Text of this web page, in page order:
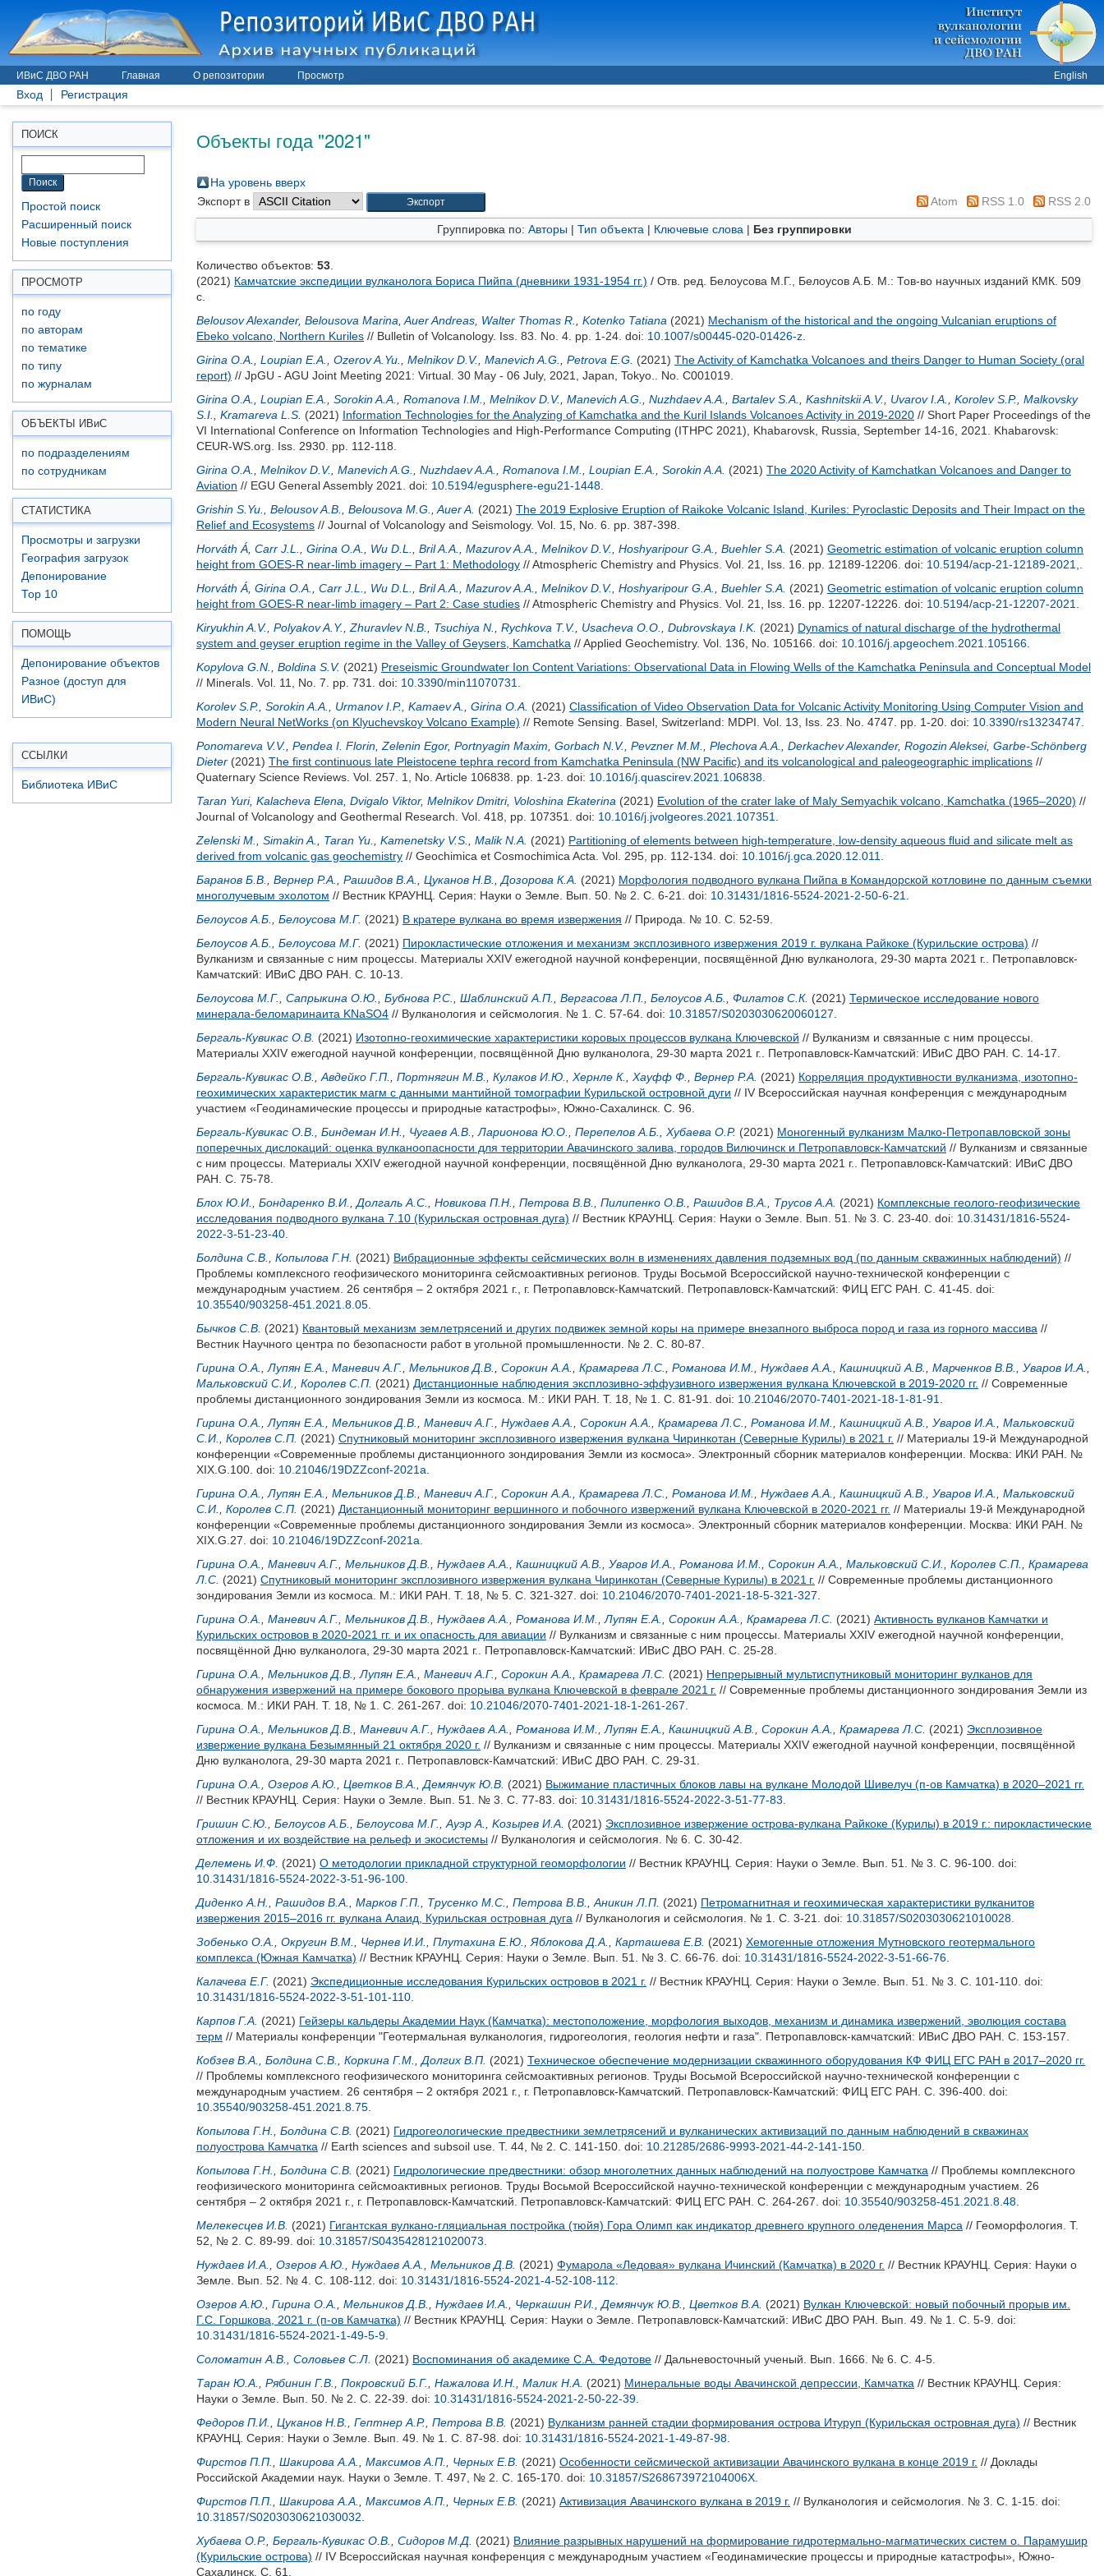
ИВиС ДВО РАН Главная О репозитории Просмотр English
Вход Регистрация
ПОИСК
Простой поиск
Расширенный поиск
Новые поступления
ПРОСМОТР
по году
по авторам
по тематике
по типу
по журналам
ОБЪЕКТЫ ИВиС
по подразделениям
по сотрудникам
СТАТИСТИКА
Просмотры и загрузки
География загрузок
Депонирование
Top 10
ПОМОЩЬ
Депонирование объектов
Разное (доступ для
ИВиС)
ССЫЛКИ
Библиотека ИВиС
Объекты года "2021"
На уровень вверх
Экспорт в
Atom RSS 1.0 RSS 2.0
Группировка по: Авторы| Тип объекта | Ключевые слова | Без группировки
Количество объектов: 53
(2021) Камчатские экспедиции вулканолога Бориса Пийпа (дневники 1931-1954 гг.) / Отв. ред. Белоусова М.Г. Белоусов А.Б. М.: Тов-во научных изданий КМК. 509
с.
Belousov Alexander, Belousova Marina Auer Andreas Walter Thomas R. Kotenko Tatiana (2021) Mechanism of the historical and the ongoing Vulcanian eruptions of
Ebeko volcano, Northern Kuriles // Bulletin of Volcanology. Iss. 83. No. 4. pp. 1-24. doi: 10.1007/s00445-020-01426-z
Girina O.A.
Loupian E.A. Ozerov A.Yu. Melnikov D.V. Manevich A.G. Petrova E.G. (2021) The Activity of Kamchatka Volcanoes and theirs Danger to Human Society (oral
report) // JpGU - AGU Joint Meeting 2021: Virtual. 30 May - 06 July, 2021, Japan, Tokyo.. No. C001019.
Girina O.A.
Loupian E.A. Sorokin A.A. Romanova I.M. Melnikov D.V. Manevich A.G. Nuzhdaev A.A. Bartalev S.A. Kashnitskii A.V. Uvarov I.A. Korolev S.P. Malkovsky
S.I.
Kramareva L.S. (2021) Information Technologies for the Analyzing of Kamchatka and the Kuril Islands Volcanoes Activity in 2019-2020 // Short Paper Proceedings of the
VI International Conference on Information Technologies and High-Performance Computing (ITHPC 2021), Khabarovsk, Russia, September 14-16, 2021. Khabarovsk:
CEUR-WS.org. Iss. 2930. pp. 112-118.
Girina O.A.
Melnikov D.V. Manevich A.G. Nuzhdaev A.A. Romanova I.M. Loupian E.A. Sorokin A.A. (2021) The 2020 Activity of Kamchatkan Volcanoes and Danger to
Aviation // EGU General Assembly 2021. doi: 10.5194/egusphere-egu21-1448
Grishin S.Yu.
Belousov A.B. Belousova M.G. Auer A. (2021) The 2019 Explosive Eruption of Raikoke Volcanic Island, Kuriles: Pyroclastic Deposits and Their Impact on the
Relief and Ecosystems // Journal of Volcanology and Seismology. Vol. 15, No. 6. pp. 387-398.
Horváth Á Carr J.L. Girina O.A. Wu D.L. Bril A.A. Mazurov A.A. Melnikov D.V. Hoshyaripour G.A. Buehler S.A. (2021) Geometric estimation of volcanic eruption column
height from GOES-R near-limb imagery – Part 1: Methodology // Atmospheric Chemistry and Physics. Vol. 21, Iss. 16. pp. 12189-12206. doi: 10.5194/acp-21-12189-2021,
Horváth Á Girina O.A. Carr J.L. Wu D.L. Bril A.A. Mazurov A.A. Melnikov D.V. Hoshyaripour G.A. Buehler S.A. (2021) Geometric estimation of volcanic eruption column
height from GOES-R near-limb imagery – Part 2: Case studies // Atmospheric Chemistry and Physics. Vol. 21, Iss. 16. pp. 12207-12226. doi: 10.5194/acp-21-12207-2021
Kiryukhin A.V. Polyakov A.Y. Zhuravlev N.B. Tsuchiya N. Rychkova T.V. Usacheva O.O. Dubrovskaya I.K. (2021) Dynamics of natural discharge of the hydrothermal
system and geyser eruption regime in the Valley of Geysers, Kamchatka // Applied Geochemistry. Vol. 136, No. 105166. doi: 10.1016/j.apgeochem.2021.105166
Kopylova G.N.
Boldina S.V. (2021) Preseismic Groundwater Ion Content Variations: Observational Data in Flowing Wells of the Kamchatka Peninsula and Conceptual Model
// Minerals. Vol. 11, No. 7. pp. 731. doi: 10.3390/min11070731
Korolev S.P. Sorokin A.A. Urmanov I.P. Kamaev A. Girina O.A. (2021) Classification of Video Observation Data for Volcanic Activity Monitoring Using Computer Vision and
Modern Neural NetWorks (on Klyuchevskoy Volcano Example) // Remote Sensing. Basel, Switzerland: MDPI. Vol. 13, Iss. 23. No. 4747. pp. 1-20. doi: 10.3390/rs13234747
Ponomareva V.V. Pendea I. Florin Zelenin Egor, Portnyagin Maxim Gorbach N.V. Pevzner M.M. Plechova A.A. Derkachev Alexander, Rogozin Aleksei, Garbe-Schönberg
Dieter (2021) The first continuous late Pleistocene tephra record from Kamchatka Peninsula (NW Pacific) and its volcanological and paleogeographic implications //
Quaternary Science Reviews. Vol. 257. 1, No. Article 106838. pp. 1-23. doi: 10.1016/j.quascirev.2021.106838
Taran Yuri, Kalacheva Elena Dvigalo Viktor, Melnikov Dmitri, Voloshina Ekaterina (2021) Evolution of the crater lake of Maly Semyachik volcano, Kamchatka (1965–2020) //
Journal of Volcanology and Geothermal Research. Vol. 418, pp. 107351. doi: 10.1016/j.jvolgeores.2021.107351
Zelenski M.
Simakin A. Taran Yu. Kamenetsky V.S. Malik N.A. (2021) Partitioning of elements between high-temperature, low-density aqueous ﬂuid and silicate melt as
derived from volcanic gas geochemistry // Geochimica et Cosmochimica Acta. Vol. 295, pp. 112-134. doi: 10.1016/j.gca.2020.12.011
Баранов Б.В.
Вернер Р.А. Рашидов В.А. Цуканов Н.В. Дозорова К.А. (2021) Морфология подводного вулкана Пийпа в Командорской котловине по данным съемки
многолучевым эхолотом // Вестник КРАУНЦ. Серия: Науки о Земле. Вып. 50. № 2. С. 6-21. doi: 10.31431/1816-5524-2021-2-50-6-21
Белоусов А.Б.
Белоусова М.Г. (2021) В кратере вулкана во время извержения // Природа. № 10. С. 52-59.
Белоусов А.Б.
Белоусова М.Г. (2021) Пирокластические отложения и механизм эксплозивного извержения 2019 г. вулкана Райкоке (Курильские острова) //
Вулканизм и связанные с ним процессы. Материалы XXIV ежегодной научной конференции, посвящённой Дню вулканолога, 29-30 марта 2021 г.. Петропавловск-
Камчатский: ИВиС ДВО РАН. С. 10-13.
Белоусова М.Г.
Сапрыкина О.Ю. Бубнова Р.С. Шаблинский А.П. Вергасова Л.П. Белоусов А.Б. Филатов С.К. (2021) Термическое исследование нового
минерала-беломаринаита KNаSO4 // Вулканология и сейсмология. № 1. С. 57-64. doi: 10.31857/S0203030620060127
Бергаль-Кувикас О.В. (2021) Изотопно-геохимические характеристики коровых процессов вулкана Ключевской // Вулканизм и связанные с ним процессы.
Материалы XXIV ежегодной научной конференции, посвящённой Дню вулканолога, 29-30 марта 2021 г.. Петропавловск-Камчатский: ИВиС ДВО РАН. С. 14-17.
Бергаль-Кувикас О.В.
Авдейко Г.П. Портнягин М.В. Кулаков И.Ю. Хернле К. Хауфф Ф. Вернер Р.А. (2021) Корреляция продуктивности вулканизма, изотопно-
геохимических характеристик магм с данными мантийной томографии Курильской островной дуги // IV Всероссийская научная конференция с международным
участием «Геодинамические процессы и природные катастрофы», Южно-Сахалинск. С. 96.
Бергаль-Кувикас О.В.
Биндеман И.Н. Чугаев А.В. Ларионова Ю.О. Перепелов А.Б. Хубаева О.Р. (2021) Моногенный вулканизм Малко-Петропавловской зоны
поперечных дислокаций: оценка вулканоопасности для территории Авачинского залива, городов Вилючинск и Петропавловск-Камчатский // Вулканизм и связанные
с ним процессы. Материалы XXIV ежегодной научной конференции, посвящённой Дню вулканолога, 29-30 марта 2021 г.. Петропавловск-Камчатский: ИВиС ДВО
РАН. С. 75-78.
Блох Ю.И.
Бондаренко В.И. Долгаль А.С. Новикова П.Н. Петрова В.В. Пилипенко О.В. Рашидов В.А. Трусов А.А. (2021) Комплексные геолого-геофизические
исследования подводного вулкана 7.10 (Курильская островная дуга) // Вестник КРАУНЦ. Серия: Науки о Земле. Вып. 51. № 3. С. 23-40. doi: 10.31431/1816-5524-
2022-3-51-23-40
Болдина С.В.
Копылова Г.Н. (2021) Вибрационные эффекты сейсмических волн в изменениях давления подземных вод (по данным скважинных наблюдений) //
Проблемы комплексного геофизического мониторинга сейсмоактивных регионов. Труды Восьмой Всероссийской научно-технической конференции с
международным участием. 26 сентября – 2 октября 2021 г., г. Петропавловск-Камчатский. Петропавловск-Камчатский: ФИЦ ЕГС РАН. С. 41-45. doi:
10.35540/903258-451.2021.8.05
Бычков С.В. (2021) Квантовый механизм землетрясений и других подвижек земной коры на примере внезапного выброса пород и газа из горного массива //
Вестник Научного центра по безопасности работ в угольной промышленности. № 2. С. 80-87.
Гирина О.А.
Лупян Е.А. Маневич А.Г. Мельников Д.В. Сорокин А.А. Крамарева Л.С. Романова И.М. Нуждаев А.А. Кашницкий А.В. Марченков В.В. Уваров И.А.
Мальковский С.И.
Королев С.П. (2021) Дистанционные наблюдения эксплозивно-эффузивного извержения вулкана Ключевской в 2019-2020 гг. // Современные
проблемы дистанционного зондирования Земли из космоса. М.: ИКИ РАН. Т. 18, № 1. С. 81-91. doi: 10.21046/2070-7401-2021-18-1-81-91
Гирина О.А.
Лупян Е.А. Мельников Д.В. Маневич А.Г. Нуждаев А.А. Сорокин А.А. Крамарева Л.С. Романова И.М. Кашницкий А.В. Уваров И.А.
Мальковский
С.И.
Королев С.П. (2021) Спутниковый мониторинг эксплозивного извержения вулкана Чиринкотан (Северные Курилы) в 2021 г. // Материалы 19-й Международной
конференции «Современные проблемы дистанционного зондирования Земли из космоса». Электронный сборник материалов конференции. Москва: ИКИ РАН. №
XIX.G.100. doi: 10.21046/19DZZconf-2021a
Гирина О.А.
Лупян Е.А. Мельников Д.В. Маневич А.Г. Сорокин А.А. Крамарева Л.С. Романова И.М. Нуждаев А.А. Кашницкий А.В. Уваров И.А.
Мальковский
С.И.
Королев С.П. (2021) Дистанционный мониторинг вершинного и побочного извержений вулкана Ключевской в 2020-2021 гг. // Материалы 19-й Международной
конференции «Современные проблемы дистанционного зондирования Земли из космоса». Электронный сборник материалов конференции. Москва: ИКИ РАН. №
XIX.G.27. doi: 10.21046/19DZZconf-2021a
Гирина О.А.
Маневич А.Г. Мельников Д.В. Нуждаев А.А. Кашницкий А.В. Уваров И.А. Романова И.М. Сорокин А.А. Мальковский С.И. Королев С.П.
Крамарева
Л.С. (2021) Спутниковый мониторинг эксплозивного извержения вулкана Чиринкотан (Северные Курилы) в 2021 г. // Современные проблемы дистанционного
зондирования Земли из космоса. М.: ИКИ РАН. Т. 18, № 5. С. 321-327. doi: 10.21046/2070-7401-2021-18-5-321-327
Гирина О.А.
Маневич А.Г. Мельников Д.В. Нуждаев А.А. Романова И.М. Лупян Е.А. Сорокин А.А. Крамарева Л.С. (2021) Активность вулканов Камчатки и
Курильских островов в 2020-2021 гг. и их опасность для авиации // Вулканизм и связанные с ним процессы. Материалы XXIV ежегодной научной конференции,
посвящённой Дню вулканолога, 29-30 марта 2021 г.. Петропавловск-Камчатский: ИВиС ДВО РАН. С. 25-28.
Гирина О.А.
Мельников Д.В. Лупян Е.А. Маневич А.Г. Сорокин А.А. Крамарева Л.С. (2021) Непрерывный мультиспутниковый мониторинг вулканов для
обнаружения извержений на примере бокового прорыва вулкана Ключевской в феврале 2021 г. // Современные проблемы дистанционного зондирования Земли из
космоса. М.: ИКИ РАН. Т. 18, № 1. С. 261-267. doi: 10.21046/2070-7401-2021-18-1-261-267
Гирина О.А.
Мельников Д.В. Маневич А.Г. Нуждаев А.А. Романова И.М. Лупян Е.А. Кашницкий А.В. Сорокин А.А. Крамарева Л.С. (2021) Эксплозивное
извержение вулкана Безымянный 21 октября 2020 г. // Вулканизм и связанные с ним процессы. Материалы XXIV ежегодной научной конференции, посвящённой
Дню вулканолога, 29-30 марта 2021 г.. Петропавловск-Камчатский: ИВиС ДВО РАН. С. 29-31.
Гирина О.А.
Озеров А.Ю. Цветков В.А. Демянчук Ю.В. (2021) Выжимание пластичных блоков лавы на вулкане Молодой Шивелуч (п-ов Камчатка) в 2020–2021 гг.
// Вестник КРАУНЦ. Серия: Науки о Земле. Вып. 51. № 3. С. 77-83. doi: 10.31431/1816-5524-2022-3-51-77-83
Гришин С.Ю.
Белоусов А.Б. Белоусова М.Г. Ауэр A. Koзырев И.А. (2021) Эксплозивное извержение острова-вулкана Райкоке (Курилы) в 2019 г.: пирокластические
отложения и их воздействие на рельеф и экосистемы // Вулканология и сейсмология. № 6. С. 30-42.
Делемень И.Ф. (2021) О методологии прикладной структурной геоморфологии // Вестник КРАУНЦ. Серия: Науки о Земле. Вып. 51. № 3. С. 96-100. doi:
10.31431/1816-5524-2022-3-51-96-100
Диденко А.Н.
Рашидов В.А. Марков Г.П. Трусенко М.С. Петрова В.В. Аникин Л.П. (2021) Петромагнитная и геохимическая характеристики вулканитов
извержения 2015–2016 гг. вулкана Алаид, Курильская островная дуга // Вулканология и сейсмология. № 1. С. 3-21. doi: 10.31857/S0203030621010028
Зобенько О.А.
Округин В.М. Чернев И.И. Плутахина Е.Ю. Яблокова Д.А. Карташева Е.В. (2021) Хемогенные отложения Мутновского геотермального
комплекса (Южная Камчатка) // Вестник КРАУНЦ. Серия: Науки о Земле. Вып. 51. № 3. С. 66-76. doi: 10.31431/1816-5524-2022-3-51-66-76
Калачева Е.Г. (2021) Экспедиционные исследования Курильских островов в 2021 г. // Вестник КРАУНЦ. Серия: Науки о Земле. Вып. 51. № 3. С. 101-110. doi:
10.31431/1816-5524-2022-3-51-101-110
Карпов Г.А. (2021) Гейзеры кальдеры Академии Наук (Камчатка): местоположение, морфология выходов, механизм и динамика извержений, эволюция состава
терм // Материалы конференции "Геотермальная вулканология, гидрогеология, геология нефти и газа". Петропавловск-камчатский: ИВиС ДВО РАН. С. 153-157.
Кобзев В.А.
Болдина С.В. Коркина Г.М. Долгих В.П. (2021) Техническое обеспечение модернизации скважинного оборудования КФ ФИЦ ЕГС РАН в 2017–2020 гг.
// Проблемы комплексного геофизического мониторинга сейсмоактивных регионов. Труды Восьмой Всероссийской научно-технической конференции с
международным участием. 26 сентября – 2 октября 2021 г., г. Петропавловск-Камчатский. Петропавловск-Камчатский: ФИЦ ЕГС РАН. С. 396-400. doi:
10.35540/903258-451.2021.8.75
Копылова Г.Н.
Болдина С.В. (2021) Гидрогеологические предвестники землетрясений и вулканических активизаций по данным наблюдений в скважинах
полуострова Камчатка // Earth sciences and subsoil use. Т. 44, № 2. С. 141-150. doi: 10.21285/2686-9993-2021-44-2-141-150
Копылова Г.Н.
Болдина С.В. (2021) Гидрологические предвестники: обзор многолетних данных наблюдений на полуострове Камчатка // Проблемы комплексного
геофизического мониторинга сейсмоактивных регионов. Труды Восьмой Всероссийской научно-технической конференции с международным участием. 26
сентября – 2 октября 2021 г., г. Петропавловск-Камчатский. Петропавловск-Камчатский: ФИЦ ЕГС РАН. С. 264-267. doi: 10.35540/903258-451.2021.8.48
Мелекесцев И.В. (2021) Гигантская вулкано-гляциальная постройка (тюйя) Гора Олимп как индикатор древнего крупного оледенения Марса // Геоморфология. Т.
52, № 2. С. 89-99. doi: 10.31857/S0435428121020073
Нуждаев И.А.
Озеров А.Ю. Нуждаев А.А. Мельников Д.В. (2021) Фумарола «Ледовая» вулкана Ичинский (Камчатка) в 2020 г. // Вестник КРАУНЦ. Серия: Науки о
Земле. Вып. 52. № 4. С. 108-112. doi: 10.31431/1816-5524-2021-4-52-108-112
Озеров А.Ю.
Гирина О.А. Мельников Д.В. Нуждаев И.А. Черкашин Р.И. Демянчук Ю.В. Цветков В.А. (2021) Вулкан Ключевской: новый побочный прорыв им.
Г.С. Горшкова, 2021 г. (п-ов Камчатка) // Вестник КРАУНЦ. Серия: Науки о Земле. Петропавловск-Камчатский: ИВиС ДВО РАН. Вып. 49. № 1. С. 5-9. doi:
10.31431/1816-5524-2021-1-49-5-9
Соломатин А.В.
Соловьев С.Л. (2021) Воспоминания об академике С.А. Федотове // Дальневосточный ученый. Вып. 1666. № 6. С. 4-5.
Таран Ю.А.
Рябинин Г.В. Покровский Б.Г. Нажалова И.Н. Малик Н.А. (2021) Минеральные воды Авачинской депрессии, Камчатка // Вестник КРАУНЦ. Серия:
Науки о Земле. Вып. 50. № 2. С. 22-39. doi: 10.31431/1816-5524-2021-2-50-22-39
Федоров П.И.
Цуканов Н.В. Гептнер А.Р. Петрова В.В. (2021) Вулканизм ранней стадии формирования острова Итуруп (Курильская островная дуга) // Вестник
КРАУНЦ. Серия: Науки о Земле. Вып. 49. № 1. С. 87-98. doi: 10.31431/1816-5524-2021-1-49-87-98
Фирстов П.П.
Шакирова А.А. Максимов А.П. Черных Е.В. (2021) Особенности сейсмической активизации Авачинского вулкана в конце 2019 г. // Доклады
Российской Академии наук. Науки о Земле. Т. 497, № 2. С. 165-170. doi: 10.31857/S268673972104006X
Фирстов П.П.
Шакирова А.А. Максимов А.П. Черных Е.В. (2021) Активизация Авачинского вулкана в 2019 г. // Вулканология и сейсмология. № 3. С. 1-15. doi:
10.31857/S0203030621030032
Хубаева О.Р. Бергаль-Кувикас О.В. Сидоров М.Д. (2021) Влияние разрывных нарушений на формирование гидротермально-магматических систем о. Парамушир
(Курильские острова) // IV Всероссийская научная конференция с международным участием «Геодинамические процессы и природные катастрофы», Южно-
Сахалинск. С. 61.